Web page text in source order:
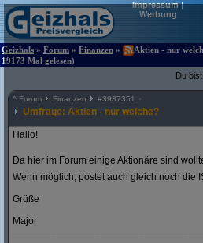
Impressum|
Werbung
Geizhals » Forum » Finanzen »
Aktien - nur
19173 Mal gelesen)
Du
^ Forum Finanzen #3937351
Umfrage: Aktien - nur welche?
Hallo!
Da hier im Forum einige Aktionäre sind
Wenn möglich, postet auch gleich noch die
Grüße
Major